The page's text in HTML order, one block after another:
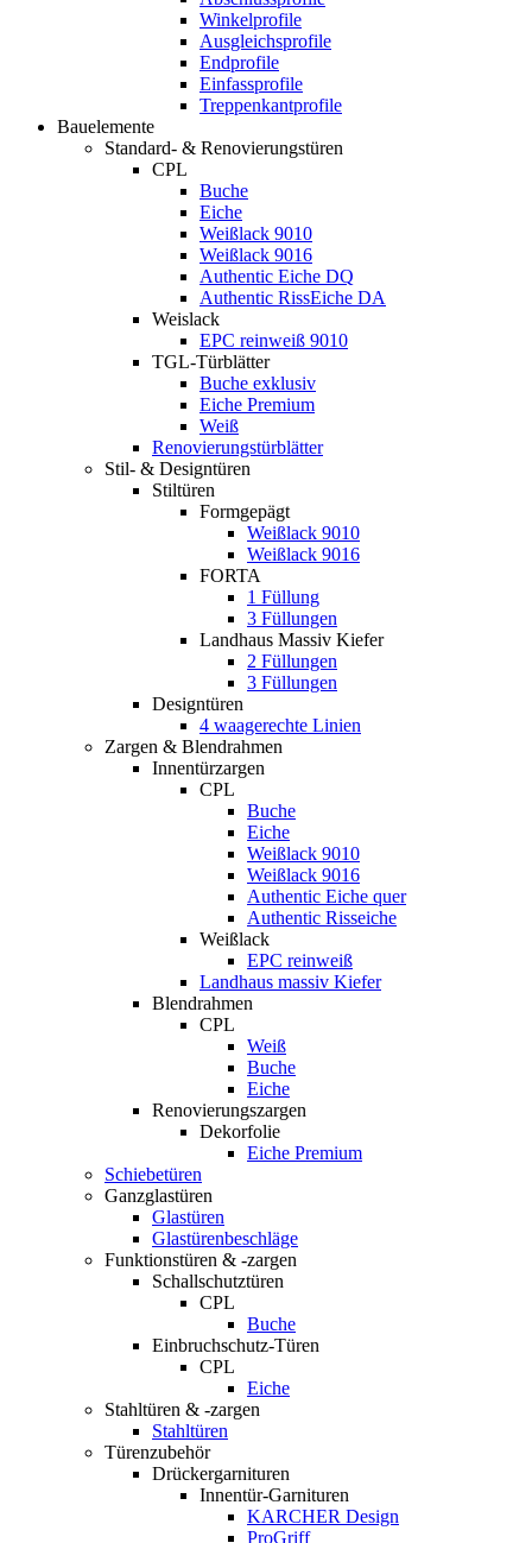
Winkelprofile
Ausgleichsprofile
Endprofile
Einfassprofile
Treppenkantprofile
Bauelemente
Standard- & Renovierungstüren
CPL
Buche
Eiche
Weißlack 9010
Weißlack 9016
Authentic Eiche DQ
Authentic RissEiche DA
Weislack
EPC reinweiß 9010
TGL-Türblätter
Buche exklusiv
Eiche Premium
Weiß
Renovierungstürblätter
Stil- & Designtüren
Stiltüren
Formgepägt
Weißlack 9010
Weißlack 9016
FORTA
1 Füllung
3 Füllungen
Landhaus Massiv Kiefer
2 Füllungen
3 Füllungen
Designtüren
4 waagerechte Linien
Zargen & Blendrahmen
Innentürzargen
CPL
Buche
Eiche
Weißlack 9010
Weißlack 9016
Authentic Eiche quer
Authentic Risseiche
Weißlack
EPC reinweiß
Landhaus massiv Kiefer
Blendrahmen
CPL
Weiß
Buche
Eiche
Renovierungszargen
Dekorfolie
Eiche Premium
Schiebetüren
Ganzglastüren
Glastüren
Glastürenbeschläge
Funktionstüren & -zargen
Schallschutztüren
CPL
Buche
Einbruchschutz-Türen
CPL
Eiche
Stahltüren & -zargen
Stahltüren
Türenzubehör
Drückergarnituren
Innentür-Garnituren
KARCHER Design
ProGriff